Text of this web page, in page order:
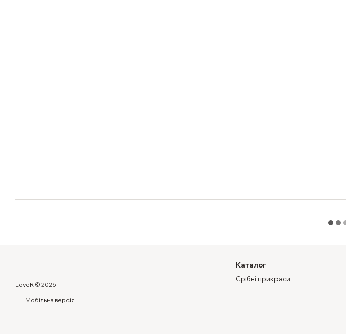
LoveR © 2026
Мобільна версія
Каталог
Срібні прикраси